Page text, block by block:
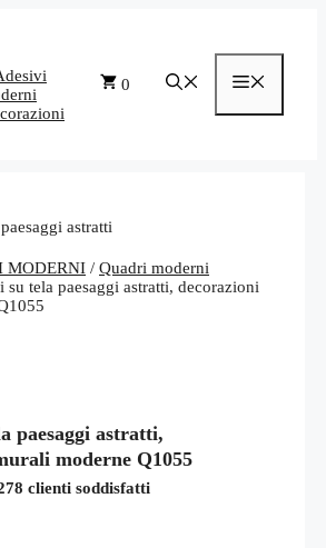
0
MODERNI / Quadri moderni
su tela paesaggi astratti, decorazioni
paesaggi astratti,
moderne Q1055
clienti soddisfatti